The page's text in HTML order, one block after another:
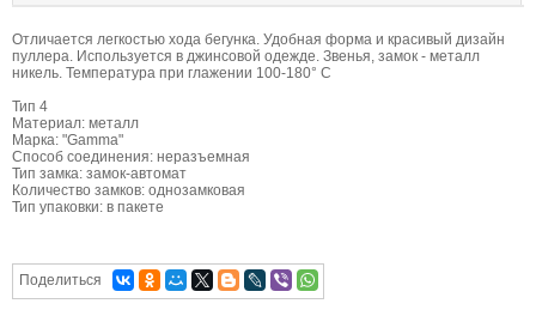
Отличается легкостью хода бегунка. Удобная форма и красивый дизайн
пуллера. Используется в джинсовой одежде. Звенья, замок - металл
никель. Температура при глажении 100-180° С
Тип 4
Материал: металл
Марка: "Gamma"
Способ соединения: неразъемная
Тип замка: замок-автомат
Количество замков: однозамковая
Тип упаковки: в пакете
Поделиться